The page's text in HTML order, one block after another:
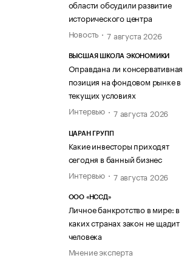
области обсудили развитие
исторического центра
Новость
7 августа 2026
ВЫСШАЯ ШКОЛА ЭКОНОМИКИ
Оправдана ли консервативная
позиция на фондовом рынке в
текущих условиях
Интервью
7 августа 2026
ЦАРАН ГРУПП
Какие инвесторы приходят
сегодня в банный бизнес
Интервью
7 августа 2026
ООО «НССД»
Личное банкротство в мире: в
каких странах закон не щадит
человека
Мнение эксперта